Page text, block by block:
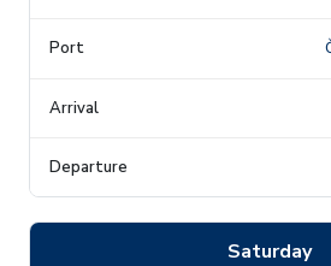
Saturday